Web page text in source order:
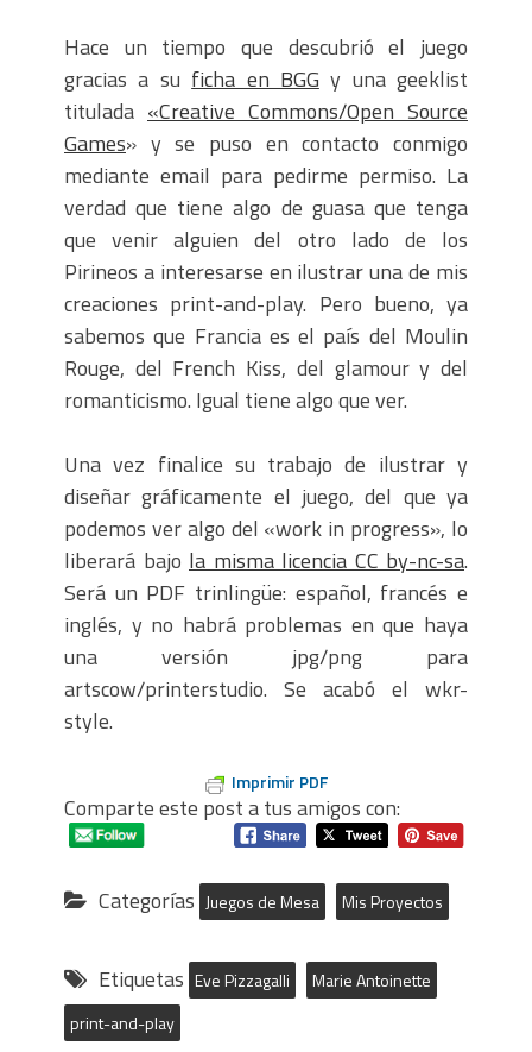
Hace un tiempo que descubrió el juego
gracias a su ficha en BGG y una geeklist
titulada «Creative Commons/Open Source
Games» y se puso en contacto conmigo
mediante email para pedirme permiso. La
verdad que tiene algo de guasa que tenga
que venir alguien del otro lado de los
Pirineos a interesarse en ilustrar una de mis
creaciones print-and-play. Pero bueno, ya
sabemos que Francia es el país del Moulin
Rouge, del French Kiss, del glamour y del
romanticismo. Igual tiene algo que ver.
Una vez finalice su trabajo de ilustrar y
diseñar gráficamente el juego, del que ya
podemos ver algo del «work in progress», lo
liberará bajo la misma licencia CC by-nc-sa.
Será un PDF trinlingüe: español, francés e
inglés, y no habrá problemas en que haya
una versión jpg/png para
artscow/printerstudio. Se acabó el wkr-
style.
Imprimir PDF
Comparte este post a tus amigos con:
Categorías Juegos de Mesa Mis Proyectos
Etiquetas Eve Pizzagalli
Marie Antoinette
print-and-play